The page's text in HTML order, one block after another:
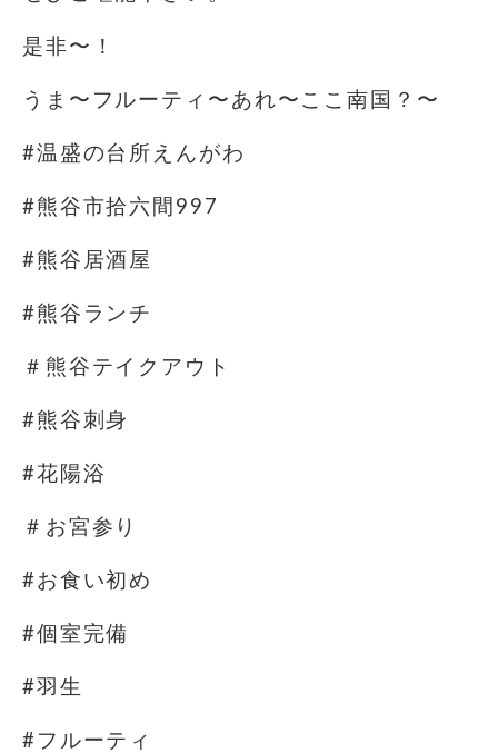
是非〜！
うま〜フルーティ〜あれ〜ここ南国？〜
#温盛の台所えんがわ
#熊谷市拾六間997
#熊谷居酒屋
#熊谷ランチ
＃熊谷テイクアウト
#熊谷刺身
#花陽浴
＃お宮参り
#お食い初め
#個室完備
#羽生
#フルーティ